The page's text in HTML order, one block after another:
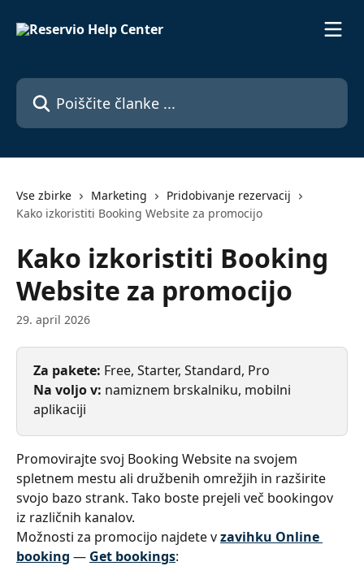
Poiščite članke ...
Vse zbirke Marketing
Pridobivanje rezervacij
Kako izkoristiti Booking Website za promocijo
Kako izkoristiti Booking
Website za promocijo
29. april 2026
Za pakete: Free, Starter, Standard, Pro
Na voljo v: namiznem brskalniku, mobilni
aplikaciji
Promovirajte svoj Booking Website na svojem
spletnem mestu ali družbenih omrežjih in razširite
svojo bazo strank. Tako boste prejeli več bookingov
iz različnih kanalov.
Možnosti za promocijo najdete v zavihku Online
booking — Get bookings: